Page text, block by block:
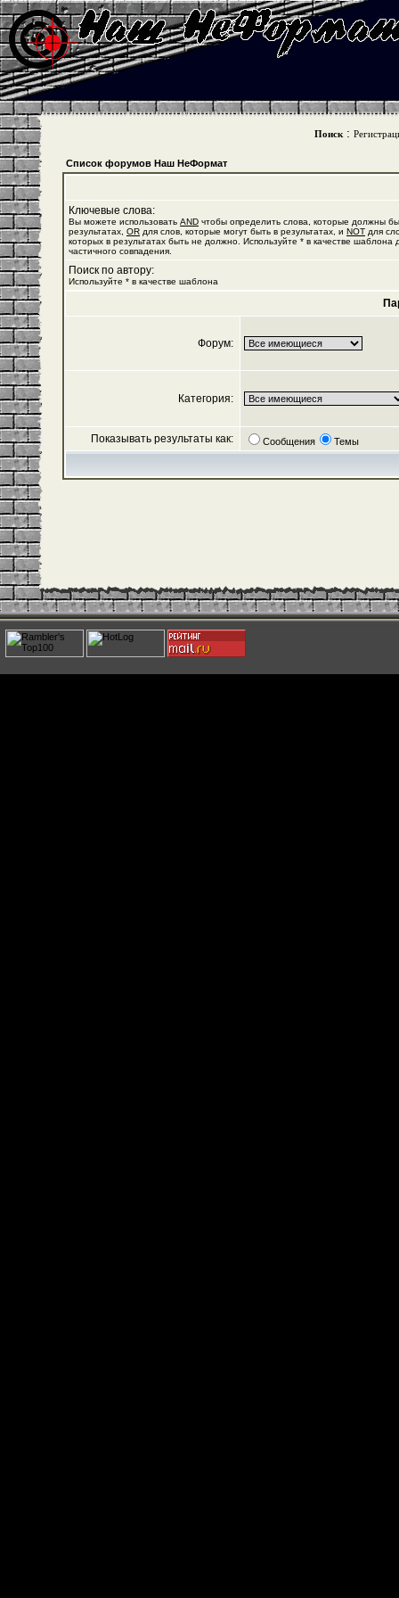
Поиск :
Список форумов Наш НеФормат
Ключевые слова:
Вы можете использовать AND чтобы определить слова, которые должны
результатах, OR для слов, которые могут быть в результатах, и NOT для
которых в результатах быть не должно. Используйте * в качестве шаблона
частичного совпадения.
Поиск по автору:
Используйте * в качестве шаблона
Форум:
Категория:
Показывать результаты как: Сообщения Темы